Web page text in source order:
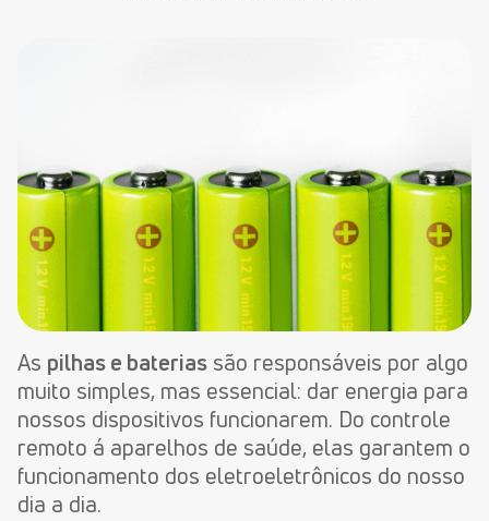
As pilhas e baterias são responsáveis por algo
muito simples, mas essencial: dar energia para
nossos dispositivos funcionarem. Do controle
remoto á aparelhos de saúde, elas garantem o
funcionamento dos eletroeletrônicos do nosso
dia a dia.